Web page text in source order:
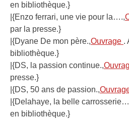
en bibliothèque.}
|{Enzo ferrari, une vie pour la….,
par la presse.}
|{Dyane De mon père.,Ouvrage .
bibliothèque.}
|{DS, la passion continue.,
presse.}
|{DS, 50 ans de passion.,
|{Delahaye, la belle
en bibliothèque.}